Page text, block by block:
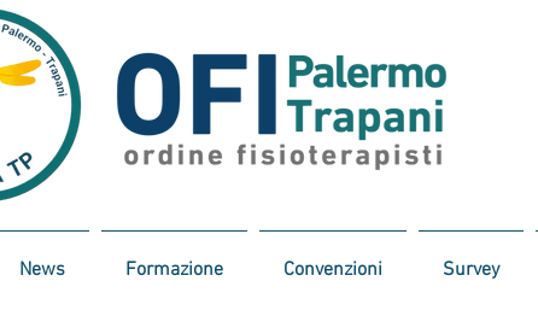
News Formazione Convenzioni Survey